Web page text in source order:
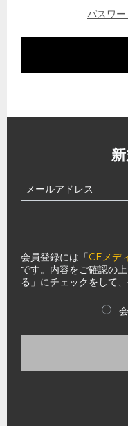
パスワ
メールアドレス
会員登録には「CEメデ
です。内容をご確認の
る」にチェックをして